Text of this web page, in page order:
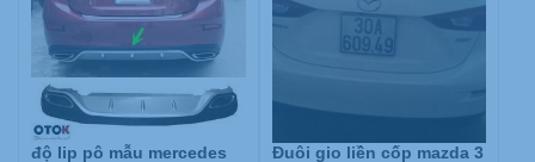
độ lip pô mẫu mercedes
Đuôi gio liền cốp mazda 3